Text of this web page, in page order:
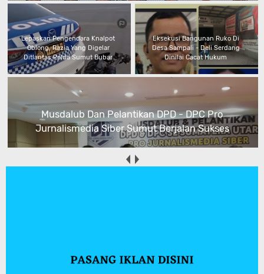
Lepaskan Pengendara Knalpot
Oblong, Razia Yang Digelar
Ditlantas Polda Sumut Bubar
Eksekusi Bangunan Ruko Di
Desa Sampali - Deli Serdang
Dinilai Cacat Hukum
Musdalub Dan Pelantikan DPD - DPC Pro
Jurnalismedia Siber Sumut Berjalan Sukses